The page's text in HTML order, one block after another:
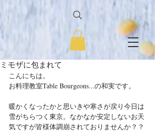
ミモザに包まれて
こんにちは。
お料理教室Table Bourgeons...の和実です。
暖かくなったかと思いきや寒さが戻り今日は
雪がちらつく東京。なかなか安定しないお天
気ですが皆様体調崩されておりませんか？？